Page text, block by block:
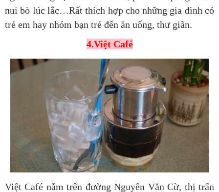
nui bò lúc lắc…Rất thích hợp cho những gia đình có
trẻ em hay nhóm bạn trẻ đến ăn uống, thư giãn.
4.Việt Café
Việt Café nằm trên đường Nguyên Văn Cừ, thị trấn